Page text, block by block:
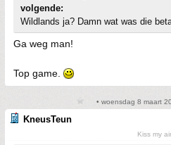
volgende:
Wildlands ja? Damn wat was die
Ga weg man!
Top game.
• woensdag 8 maart
KneusTeun
Kiss my